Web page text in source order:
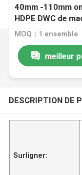
40mm -110mm
HDPE DWC de
MOQ：1 ensemble
meilleur
DESCRIPTION DE
Surligner: